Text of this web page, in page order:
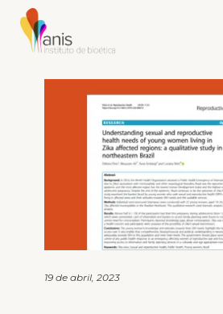
19 de abril, 2023